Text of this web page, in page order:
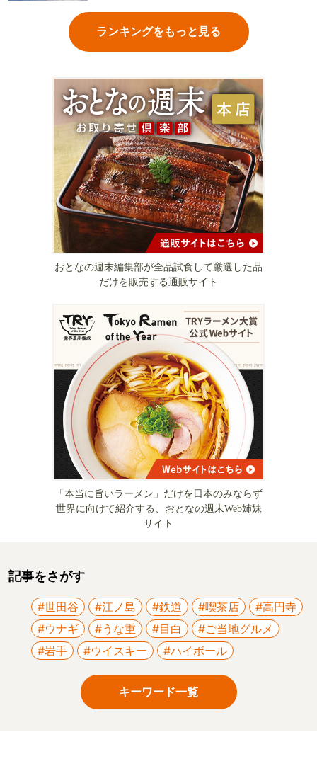
ランキングをもっと見る
おとなの週末編集部が全品試食して厳選した品
だけを販売する通販サイト
「本当に旨いラーメン」だけを日本のみならず
世界に向けて紹介する、おとなの週末Web姉妹
サイト
記事をさがす
#世田谷 #江ノ島 #鉄道 #喫茶店
#高円寺
#ウナギ
#うな重 #目白
#ご当地グルメ
#岩手
#ウイスキー #ハイボール
キーワード一覧